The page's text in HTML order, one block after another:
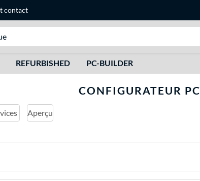
contact
REFURBISHED PC-BUILDER
CONFIGURATEUR PC
Aperçu